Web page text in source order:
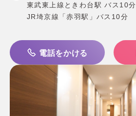
東武東上線ときわ台駅 バス10分
JR埼京線「赤羽駅」バス10分
電話をかける